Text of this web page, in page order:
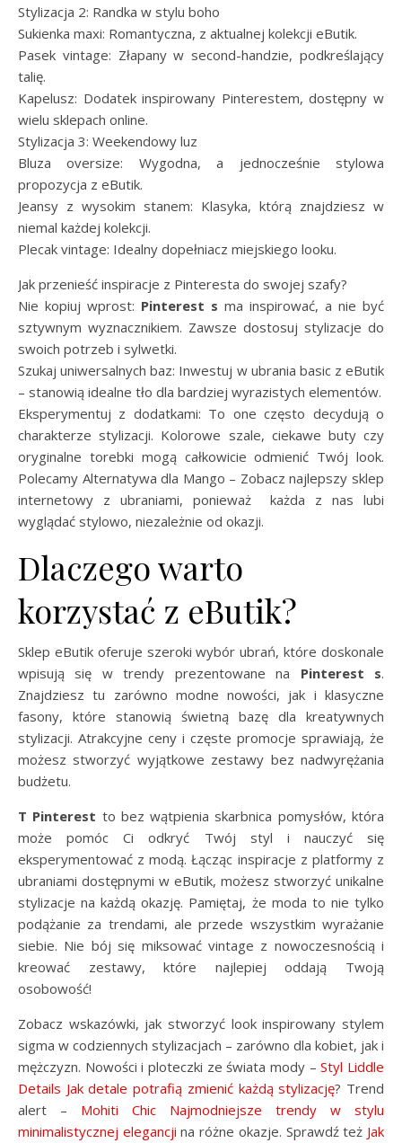
Stylizacja 2: Randka w stylu boho
Sukienka maxi: Romantyczna, z aktualnej kolekcji eButik.
Pasek vintage: Złapany w second-handzie, podkreślający
talię.
Kapelusz: Dodatek inspirowany Pinterestem, dostępny w
wielu sklepach online.
Stylizacja 3: Weekendowy luz
Bluza oversize: Wygodna, a jednocześnie stylowa
propozycja z eButik.
Jeansy z wysokim stanem: Klasyka, którą znajdziesz w
niemal każdej kolekcji.
Plecak vintage: Idealny dopełniacz miejskiego looku.
Jak przenieść inspiracje z Pinteresta do swojej szafy?
Nie kopiuj wprost: Pinterest s ma inspirować, a nie być
sztywnym wyznacznikiem. Zawsze dostosuj stylizacje do
swoich potrzeb i sylwetki.
Szukaj uniwersalnych baz: Inwestuj w ubrania basic z eButik
– stanowią idealne tło dla bardziej wyrazistych elementów.
Eksperymentuj z dodatkami: To one często decydują o
charakterze stylizacji. Kolorowe szale, ciekawe buty czy
oryginalne torebki mogą całkowicie odmienić Twój look.
Polecamy Alternatywa dla Mango – Zobacz najlepszy sklep
internetowy z ubraniami, ponieważ każda z nas lubi
wyglądać stylowo, niezależnie od okazji.
Dlaczego warto
korzystać z eButik?
Sklep eButik oferuje szeroki wybór ubrań, które doskonale
wpisują się w trendy prezentowane na Pinterest s.
Znajdziesz tu zarówno modne nowości, jak i klasyczne
fasony, które stanowią świetną bazę dla kreatywnych
stylizacji. Atrakcyjne ceny i częste promocje sprawiają, że
możesz stworzyć wyjątkowe zestawy bez nadwyrężania
budżetu.
T Pinterest to bez wątpienia skarbnica pomysłów, która
może pomóc Ci odkryć Twój styl i nauczyć się
eksperymentować z modą. Łącząc inspiracje z platformy z
ubraniami dostępnymi w eButik, możesz stworzyć unikalne
stylizacje na każdą okazję. Pamiętaj, że moda to nie tylko
podążanie za trendami, ale przede wszystkim wyrażanie
siebie. Nie bój się miksować vintage z nowoczesnością i
kreować zestawy, które najlepiej oddają Twoją
osobowość!
Zobacz wskazówki, jak stworzyć look inspirowany stylem
sigma w codziennych stylizacjach – zarówno dla kobiet, jak i
mężczyzn. Nowości i ploteczki ze świata mody –Styl Liddle
Details Jak detale potrafią zmienić każdą stylizację? Trend
alert – Mohiti Chic Najmodniejsze trendy w stylu
minimalistycznej elegancji na różne okazje. Sprawdź też Jak